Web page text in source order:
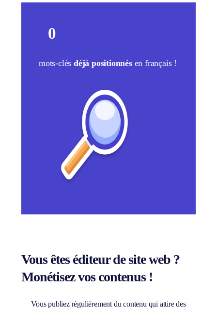
0
mots-clés déjà positionnésen français !
Vous êtes éditeur de site web ?
Monétisez vos contenus !
Vous publiez régulièrement du contenu qui attire des